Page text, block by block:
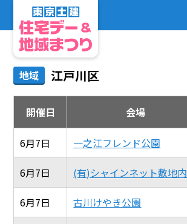
地域 江戸川区
開催日 会場
6月7日 一之江フレンド公園
6月7日 (有)シャインネット敷地内
6月7日 古川けやき公園